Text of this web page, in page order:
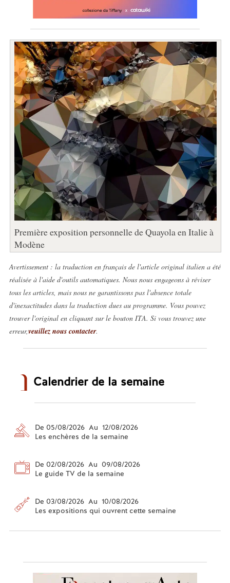
Première exposition personnelle de Quayola en Italie à
Modène
Avertissement : la traduction en français de l'article original italien a été
réalisée à l'aide d'outils automatiques. Nous nous engageons à réviser
tous les articles, mais nous ne garantissons pas l'absence totale
d'inexactitudes dans la traduction dues au programme. Vous pouvez
trouver l'original en cliquant sur le bouton ITA. Si vous trouvez une
erreur,veuillez nous contacter.
Calendrier de la semaine
De 05/08/2026 Au 12/08/2026
Les enchères de la semaine
De 02/08/2026 Au 09/08/2026
Le guide TV de la semaine
De 03/08/2026 Au 10/08/2026
Les expositions qui ouvrent cette semaine